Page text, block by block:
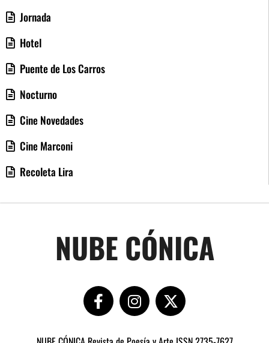
Jornada
Hotel
Puente de Los Carros
Nocturno
Cine Novedades
Cine Marconi
Recoleta Lira
NUBE CÓNICA